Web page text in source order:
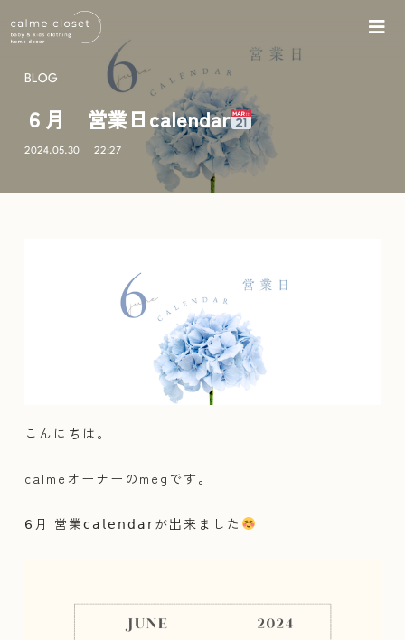
BLOG
６月 営業日calendar
2024.05.30 22:27
こんにちは。
calmeオーナーのmegです。
𝟨月 営業𝖼𝖺𝗅𝖾𝗇𝖽𝖺𝗋が出来ました